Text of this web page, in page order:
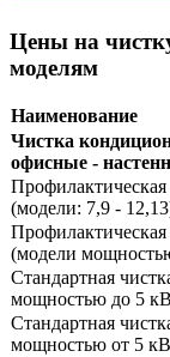
Цены на
моделям
Наименование
Чистка
офисные -
(модели: 7,9 -
(модели
Стандартная
мощностью до 5
Стандартная
мощностью от 5